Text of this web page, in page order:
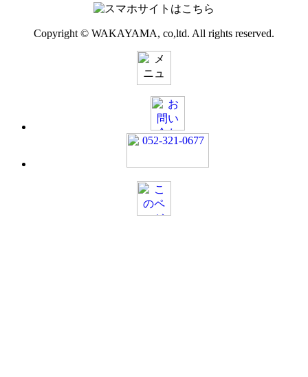
Copyright © WAKAYAMA, co,ltd. All rights reserved.